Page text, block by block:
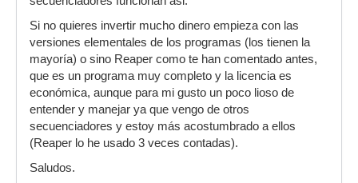
Si no quieres invertir mucho dinero empieza con las
versiones elementales de los programas (los tienen la
mayoría) o sino Reaper como te han comentado antes,
que es un programa muy completo y la licencia es
económica, aunque para mi gusto un poco lioso de
entender y manejar ya que vengo de otros
secuenciadores y estoy más acostumbrado a ellos
(Reaper lo he usado 3 veces contadas).
Saludos.